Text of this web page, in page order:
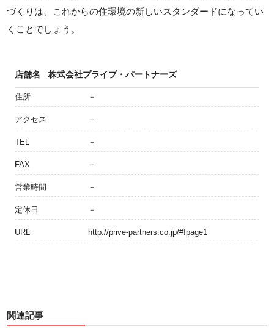
づくりは、これからの住環境の新しいスタンダードになってい
くことでしょう。
店舗名 株式会社プライブ・パートナーズ
住所 －
アクセス －
TEL －
FAX －
営業時間 －
定休日 －
URL http://prive-partners.co.jp/#!page1
関連記事